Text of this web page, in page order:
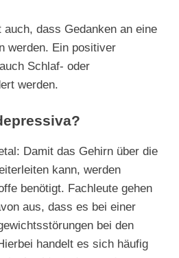
dass Gedanken an eine
werden. Ein positiver
Schlaf- oder
werden.
Damit das Gehirn über die
kann, werden
benötigt. Fachleute gehen
aus, dass es bei einer
bei den
handelt es sich häufig